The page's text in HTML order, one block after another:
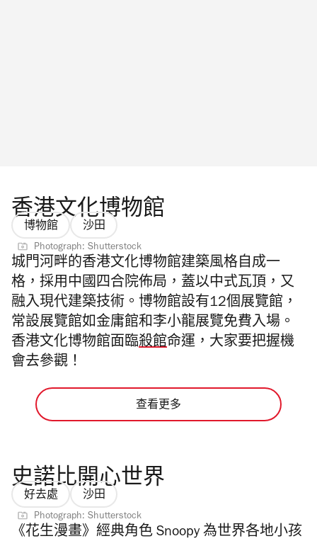
香港文化博物館
博物館 沙田
Photograph: Shutterstock
城門河畔的香港文化博物館建築風格自成一
格，採用中國四合院佈局，蓋以中式瓦頂 ， 又
融入現代建築技術。 博物館設有12個展覽館，
常設展覽館如金庸館和李小龍展覽免費入場。
香港文化博物館面臨殺館命運，大家要把握機
會去參觀！
查看更多
史諾比開心世界
好去處 沙田
Photograph: Shutterstock
《花生漫畫》經典角色 Snoopy 為世界各地小孩